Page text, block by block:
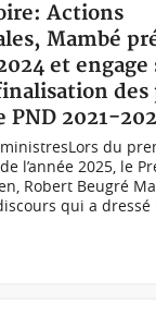
Actions
Mambé
et engage
des
PND 2021-
du
l’année 2025, le
Robert Beugré
qui a